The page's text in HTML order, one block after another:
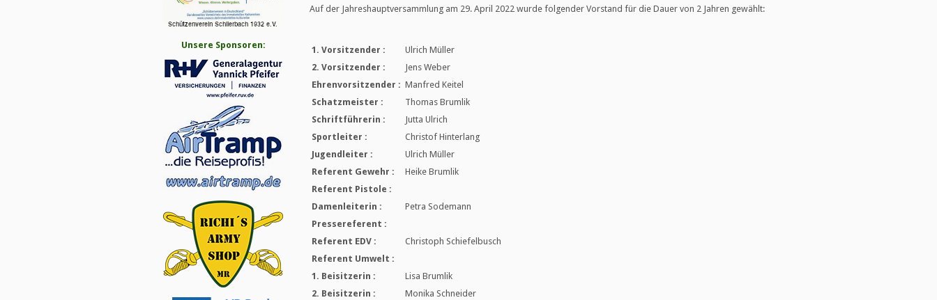
Unsere Sponsoren:
Auf der Jahreshauptversammlung am 29. April 2022 wurde folgender Vorstand für die Dauer von 2 Jahren gewählt:
1. Vorsitzender :
Ulrich Müller
2. Vorsitzender :
Jens Weber
Ehrenvorsitzender : Manfred Keitel
Schatzmeister :
Thomas Brumlik
Schriftführerin :
Jutta Ulrich
Sportleiter :
Christof Hinterlang
Jugendleiter :
Ulrich Müller
Referent Gewehr :
Heike Brumlik
Referent Pistole :
Damenleiterin :
Petra Sodemann
Pressereferent :
Referent EDV :
Christoph Schiefelbusch
Referent Umwelt :
1. Beisitzerin :
Lisa Brumlik
2. Beisitzerin :
Monika Schneider